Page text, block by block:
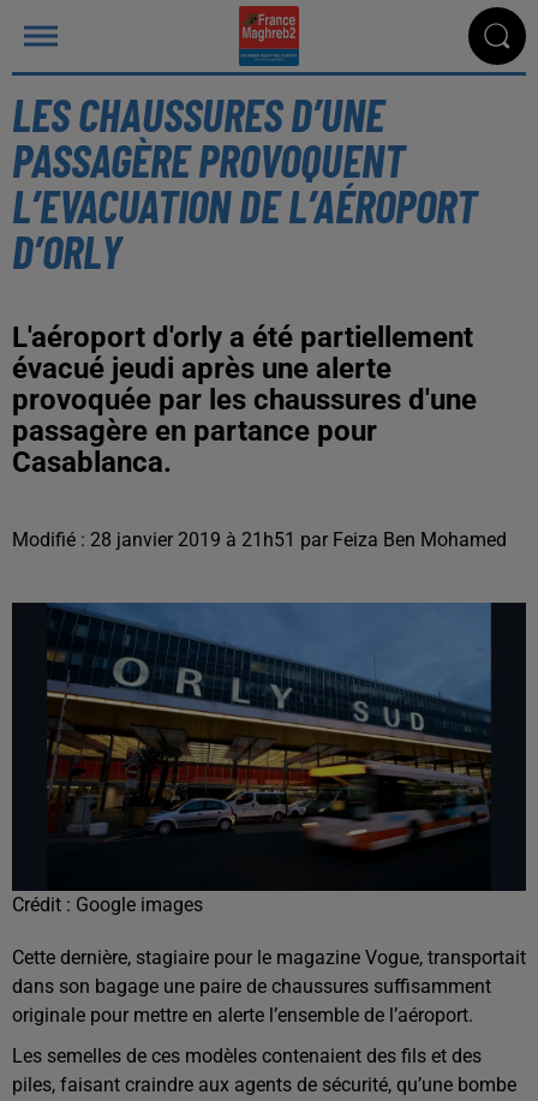
LES CHAUSSURES D’UNE
PASSAGÈRE PROVOQUENT
L’EVACUATION DE L’AÉROPORT
D’ORLY
L'aéroport d'orly a été partiellement
évacué jeudi après une alerte
provoquée par les chaussures d'une
passagère en partance pour
Casablanca.
Modifié : 28 janvier 2019 à 21h51 par Feiza Ben Mohamed
Crédit : Google images
Cette dernière, stagiaire pour le magazine Vogue, transportait
dans son bagage une paire de chaussures suffisamment
originale pour mettre en alerte l’ensemble de l’aéroport.
Les semelles de ces modèles contenaient des fils et des
piles, faisant craindre aux agents de sécurité, qu’une bombe